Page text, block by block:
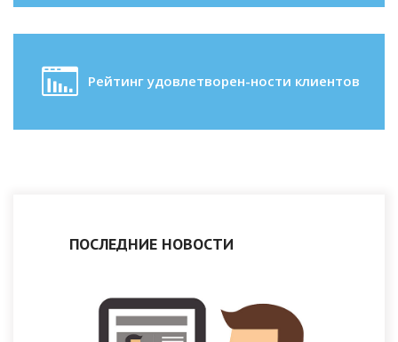
Рейтинг удовлетворен-ности клиентов
ПОСЛЕДНИЕ НОВОСТИ